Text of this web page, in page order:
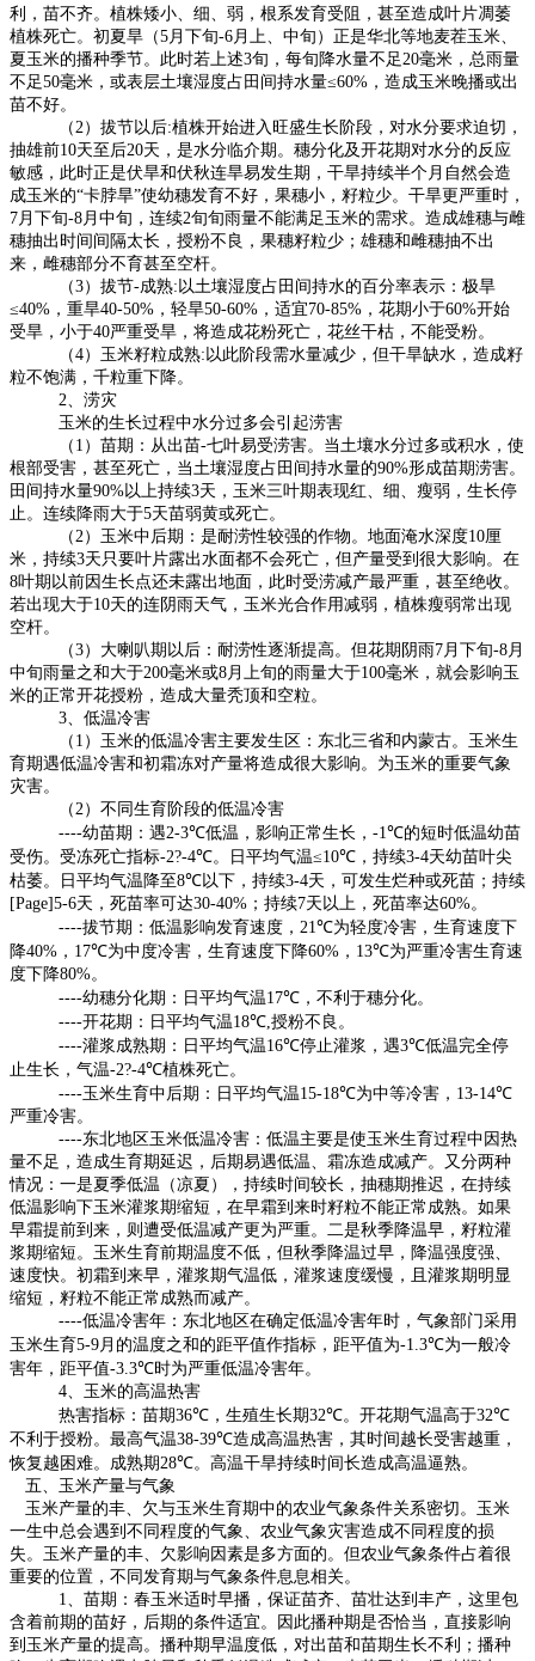
利，苗不齐。植株矮小、细、弱，根系发育受阻，甚至造成叶片凋萎
植株死亡。初夏旱（5月下旬-6月上、中旬）正是华北等地麦茬玉米、
夏玉米的播种季节。此时若上述3旬，每旬降水量不足20毫米，总雨量
不足50毫米，或表层土壤湿度占田间持水量≤60% ，造成玉米晚播或出
苗不好。
（2）拔节以后:植株开始进入旺盛生长阶段，对水分要求迫切，
抽雄前10天至后20天，是水分临介期。穗分化及开花期对水分的反应
敏感，此时正是伏旱和伏秋连旱易发生期，干旱持续半个月自然会造
成玉米的“卡脖旱”使幼穗发育不好，果穗小，籽粒少。干旱更严重时，
7月下旬-8月中旬，连续2旬旬雨量不能满足玉米的需求。造成雄穗与雌
穗抽出时间间隔太长，授粉不良，果穗籽粒少；雄穗和雌穗抽不出
来，雌穗部分不育甚至空杆。
（3）拔节-成熟:以土壤湿度占田间持水的百分率表示：极旱
≤40% ，重旱40-50% ，轻旱50-60% ，适宜70-85% ，花期小于60%开始
受旱，小于40严重受旱，将造成花粉死亡，花丝干枯，不能受粉。
（4）玉米籽粒成熟:以此阶段需水量减少，但干旱缺水，造成籽
粒不饱满，千粒重下降。
2、涝灾
玉米的生长过程中水分过多会引起涝害
（ 1 ）苗期：从出苗-七叶易受涝害。当土壤水分过多或积水，使
根部受害，甚至死亡，当土壤湿度占田间持水量的90%形成苗期涝害。
田间持水量90%以上持续3天，玉米三叶期表现红、细、瘦弱，生长停
止。连续降雨大于5天苗弱黄或死亡。
（2）玉米中后期：是耐涝性较强的作物。地面淹水深度10厘
米，持续3天只要叶片露出水面都不会死亡，但产量受到很大影响。在
8叶期以前因生长点还未露出地面，此时受涝减产最严重，甚至绝收。
若出现大于10天的连阴雨天气，玉米光合作用减弱，植株瘦弱常出现
空杆。
（3）大喇叭期以后：耐涝性逐渐提高。但花期阴雨7月下旬-8月
中旬雨量之和大于200毫米或8月上旬的雨量大于100毫米，就会影响玉
米的正常开花授粉，造成大量秃顶和空粒。
3、低温冷害
（ 1 ）玉米的低温冷害主要发生区：东北三省和内蒙古。玉米生
育期遇低温冷害和初霜冻对产量将造成很大影响。为玉米的重要气象
灾害。
（2）不同生育阶段的低温冷害
----幼苗期：遇2-3℃低温，影响正常生长，-1℃的短时低温幼苗
受伤。受冻死亡指标-2?-4℃。日平均气温≤10℃ ，持续3-4天幼苗叶尖
枯萎。日平均气温降至8℃以下，持续3-4天，可发生烂种或死苗；持续
[Page]5-6天，死苗率可达30-40% ；持续7天以上，死苗率达60%。
----拔节期：低温影响发育速度，21℃为轻度冷害，生育速度下
降40% ， 17℃为中度冷害，生育速度下降60% ， 13℃为严重冷害生育速
度下降80%。
----幼穗分化期：日平均气温17℃ ，不利于穗分化。
----开花期：日平均气温18℃,授粉不良。
----灌浆成熟期：日平均气温16℃停止灌浆，遇3℃低温完全停
止生长，气温-2?-4℃植株死亡。
----玉米生育中后期：日平均气温15-18℃为中等冷害， 13-14℃
严重冷害。
----东北地区玉米低温冷害：低温主要是使玉米生育过程中因热
量不足，造成生育期延迟，后期易遇低温、霜冻造成减产。又分两种
情况：一是夏季低温（凉夏），持续时间较长，抽穗期推迟，在持续
低温影响下玉米灌浆期缩短，在早霜到来时籽粒不能正常成熟。如果
早霜提前到来，则遭受低温减产更为严重。二是秋季降温早，籽粒灌
浆期缩短。玉米生育前期温度不低，但秋季降温过早，降温强度强、
速度快。初霜到来早，灌浆期气温低，灌浆速度缓慢，且灌浆期明显
缩短，籽粒不能正常成熟而减产。
----低温冷害年：东北地区在确定低温冷害年时，气象部门采用
玉米生育5-9月的温度之和的距平值作指标，距平值为-1.3℃为一般冷
害年，距平值-3.3℃时为严重低温冷害年。
4、玉米的高温热害
热害指标：苗期36℃ ，生殖生长期32℃。开花期气温高于32℃
不利于授粉。最高气温38-39℃造成高温热害，其时间越长受害越重，
恢复越困难。成熟期28℃。高温干旱持续时间长造成高温逼熟。
五、玉米产量与气象
玉米产量的丰、欠与玉米生育期中的农业气象条件关系密切。玉米
一生中总会遇到不同程度的气象、农业气象灾害造成不同程度的损
失。玉米产量的丰、欠影响因素是多方面的。但农业气象条件占着很
重要的位置，不同发育期与气象条件息息相关。
1、苗期：春玉米适时早播，保证苗齐、苗壮达到丰产，这里包
含着前期的苗好，后期的条件适宜。因此播种期是否恰当，直接影响
到玉米产量的提高。播种期早温度低，对出苗和苗期生长不利；播种